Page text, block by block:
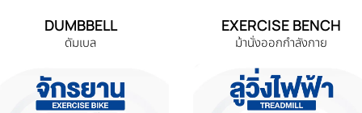
DUMBBELL
ดัมเบล
EXERCISE BENCH
ม้านั่งออกกำลังกาย